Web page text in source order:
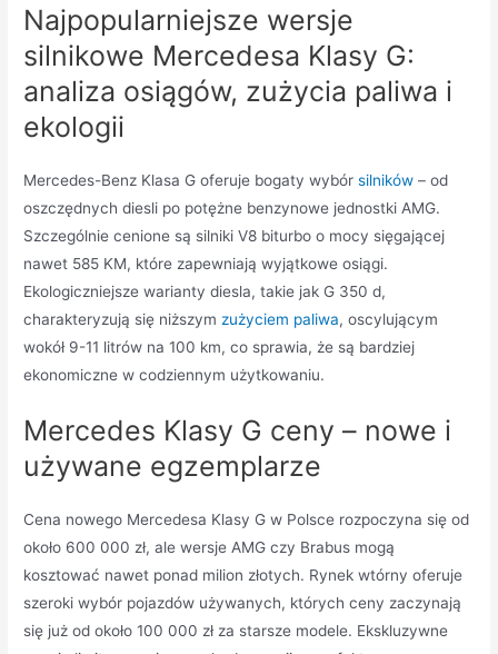
Najpopularniejsze wersje
silnikowe Mercedesa Klasy G:
analiza osiągów, zużycia paliwa i
ekologii
Mercedes-Benz Klasa G oferuje bogaty wybórsilników – od
oszczędnych diesli po potężne benzynowe jednostki AMG.
Szczególnie cenione są silniki V8 biturbo o mocy sięgającej
nawet 585 KM, które zapewniają wyjątkowe osiągi.
Ekologiczniejsze warianty diesla, takie jak G 350 d,
charakteryzują się niższym zużyciem paliwa, oscylującym
wokół 9-11 litrów na 100 km, co sprawia, że są bardziej
ekonomiczne w codziennym użytkowaniu.
Mercedes Klasy G ceny – nowe i
używane egzemplarze
Cena nowego Mercedesa Klasy G w Polsce rozpoczyna się od
około 600 000 zł, ale wersje AMG czy Brabus mogą
kosztować nawet ponad milion złotych. Rynek wtórny oferuje
szeroki wybór pojazdów używanych, których ceny zaczynają
się już od około 100 000 zł za starsze modele. Ekskluzywne